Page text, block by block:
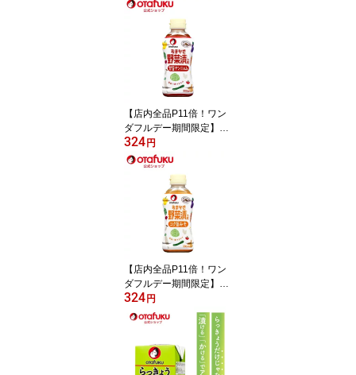
オタフクソース 調味料
調味酢 万能調味料 万能
酢 飲む酢 果実酢 おいし
い酢 すし 酢の物 漬物 ド
レッシング 煮物 サラダ
簡単 お手軽 漬けるだけ
おいしい おすすめ
【店内全品P11倍！ワン
ダフルデー期間限定】オ
タフク おまかせ野菜漬の
素 甘旨ヤンニョム 300ml
オタフクソース 調味料
調味酢 万能調味料 万能
酢 飲む酢 果実酢 おいし
い酢 すし 酢の物 漬物 ド
レッシング 煮物 サラダ
簡単 お手軽 漬けるだけ
おいしい おすすめ
324円
【店内全品P11倍！ワン
ダフルデー期間限定】オ
タフク おまかせ野菜漬の
素 コク旨みそ 300ml オ
タフクソース 調味料 調
味酢 万能調味料 万能酢
飲む酢 果実酢 おいしい
酢 すし 酢の物 漬物 ドレ
324円